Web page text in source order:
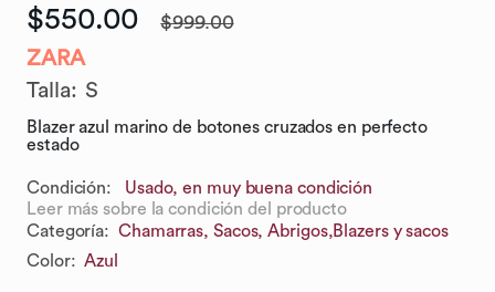
$550.00 $999.00
ZARA
Talla: S
Blazer azul marino de botones cruzados en perfecto
estado
Condición:
Usado, en muy buena condición
Leer más sobre la condición del producto
Categoría: Chamarras, Sacos, Abrigos,Blazers y sacos
Color: Azul